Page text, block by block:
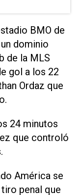
BMO de
dominio
de la MLS
gol a los 22
Ordaz que
24 minutos
que controló
América se
penal que